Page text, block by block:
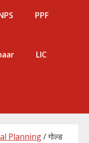
PPF
LIC
Planning/गोल्ड